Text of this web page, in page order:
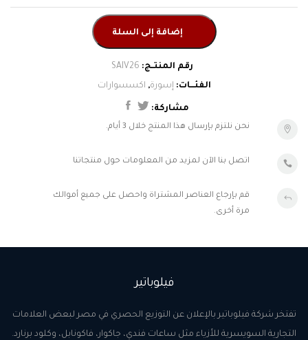
إضافة إلى السلة
إسورة, اكسسوارات
نحن نلتزم بإرسال هذا المنتج خلال 3 أيام.
اتصل بنا الآن لمزيد من المعلومات حول منتجاتنا
قم بإرجاع العناصر المشتراة واحصل على جميع أموالك
مرة أخرى.
فيلوباتير
تفتخر شركة فيلوباتير بالإعلان عن التوزيع الحصري في مصر لبعض العلامات
التجارية السويسرية للأزياء مثل ساعات فندي، جاكوار، فاكونابل، وكلود برنارد.
كاندينو